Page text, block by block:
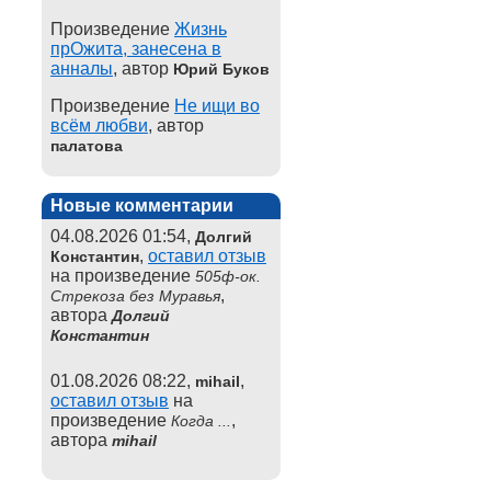
Произведение Жизнь
прОжита, занесена в
анналы, автор Юрий Буков
Произведение Не ищи во
всём любви, автор
палатова
Новые комментарии
04.08.2026 01:54, Долгий
Константин, оставил отзыв
на произведение 505ф-ок.
Стрекоза без Муравья,
автораДолгий
Константин
01.08.2026 08:22, mihail,
оставил отзыв на
произведение Когда ... ,
автора mihail